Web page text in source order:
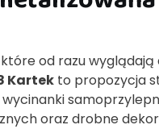
od razu
Kartek to propozycja
oraz drobne